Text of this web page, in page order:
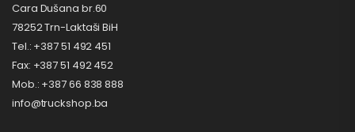
Cara Dušana br.60
78252 Trn-Laktaši BiH
Tel.: +387 51 492 451
Fax: +387 51 492 452
Mob.: +387 66 838 888
info@truckshop.ba